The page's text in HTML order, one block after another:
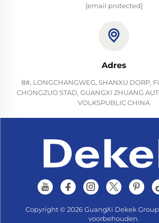
[email protected]
Adres
8#, LONGCHANGWEG, SHANXU DORP,
CHONGZUO STAD, GUANGXI ZHUANG
VOLKSPUBLIC CHINA
Copyright © 2026 GuangXi Dekek
voorbehouden.